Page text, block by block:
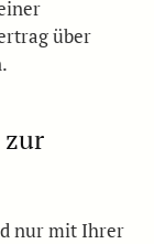
über
nur mit Ihrer